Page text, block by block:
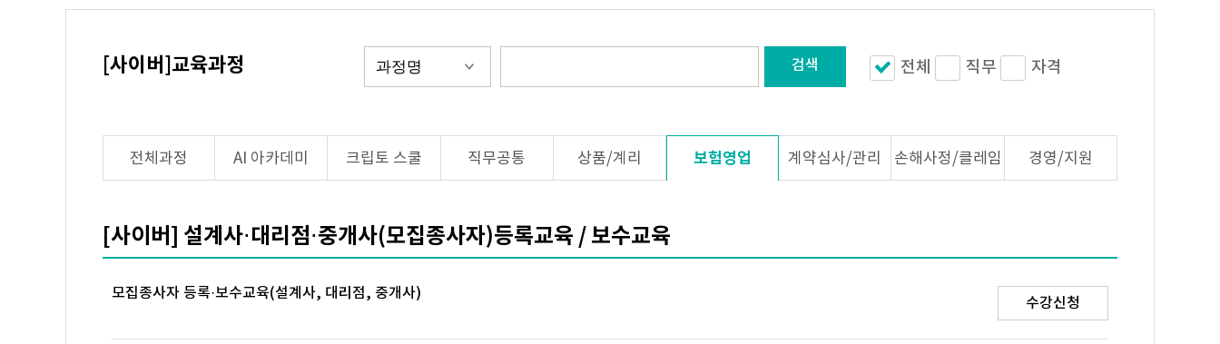
[사이버]교육과정 검색 전체 직무 자격
전체과정 AI 아카데미 크립토 스쿨 직무공통 상품/계리 보험영업 계약심사/관리 손해사정/클레임 경영/지원
[사이버] 설계사⋅대리점⋅중개사(모집종사자)등록교육 / 보수교육
모집종사자 등록·보수교육(설계사, 대리점, 중개사)
수강신청